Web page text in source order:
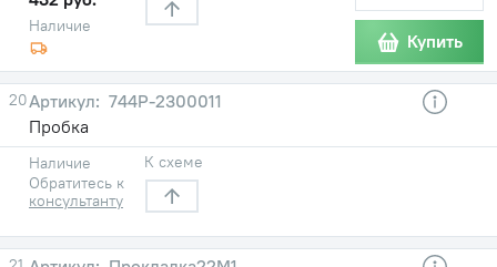
Наличие
Купить
20
744Р-2300011
Пробка
Наличие
Обратитесь к
консультанту
К схеме